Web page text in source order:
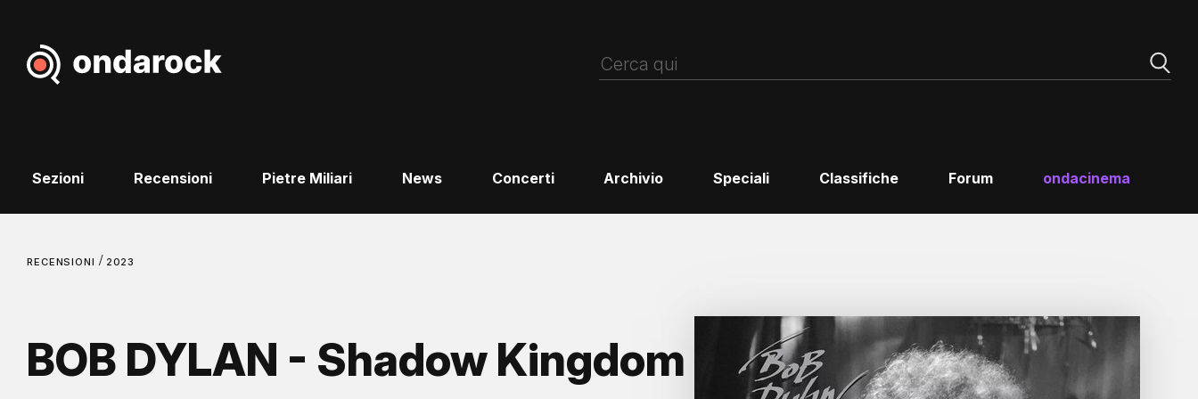
Sezioni Recensioni Pietre Miliari News Concerti Archivio Speciali Classifiche Forum ondacinema
RECENSIONI / 2023
BOB DYLAN - Shadow Kingdom